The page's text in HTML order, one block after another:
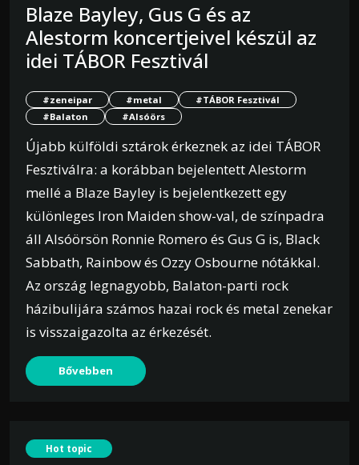
Blaze Bayley, Gus G és az
Alestorm koncertjeivel készül az
idei TÁBOR Fesztivál
#zeneipar #metal
#TÁBOR Fesztivál
#Balaton
#Alsóörs
Újabb külföldi sztárok érkeznek az idei TÁBOR
Fesztiválra: a korábban bejelentett Alestorm
mellé a Blaze Bayley is bejelentkezett egy
különleges Iron Maiden show-val, de színpadra
áll Alsóörsön Ronnie Romero és Gus G is, Black
Sabbath, Rainbow és Ozzy Osbourne nótákkal.
Az ország legnagyobb, Balaton-parti rock
házibulijára számos hazai rock és metal zenekar
is visszaigazolta az érkezését.
Bővebben
Hot topic